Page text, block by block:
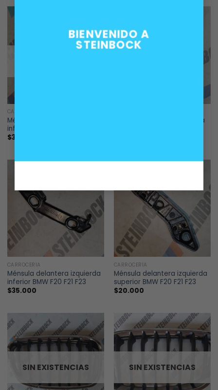
BIENVENIDO A
STEINBOCK
CARROCERÍA
Ménsula delantera derecha
inferior BMW F20 F21 F23
$35.000
Ménsula delantera derecha
CARROCERÍA
Ménsula delantera izquierda
inferior BMW F20 F21 F23
$35.000
CARROCERÍA
Ménsula delantera izquierda
superior BMW F20 F21 F23
$20.000
SIN EXISTENCIAS SIN EXISTENCIAS